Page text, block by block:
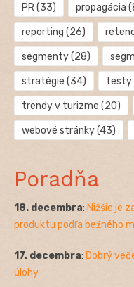
PR(33) propagácia
reporting (26)
segmenty(28)
stratégie (34) testy
trendy v turizme (20)
webové stránky(43)
Poradňa
18. decembra: Nižšie je
produktu podľa bežného
17. decembra: Dobrý
úlohy